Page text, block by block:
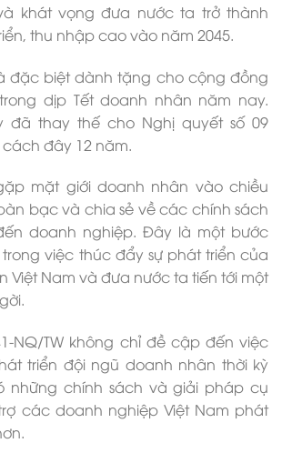
khát vọng đưa nước ta trở thành
thu nhập cao vào năm 2045.
đặc biệt dành tặng cho cộng đồng
dịp Tết doanh nhân năm nay.
đã thay thế cho Nghị quyết số 09
đây 12 năm.
mặt giới doanh nhân vào chiều
bạc và chia sẻ về các chính sách
doanh nghiệp. Đây là một bước
việc thúc đẩy sự phát triển của
Việt Nam và đưa nước ta tiến tới một
NQ/TW không chỉ đề cập đến việc
triển đội ngũ doanh nhân thời kỳ
những chính sách và giải pháp cụ
các doanh nghiệp Việt Nam phát